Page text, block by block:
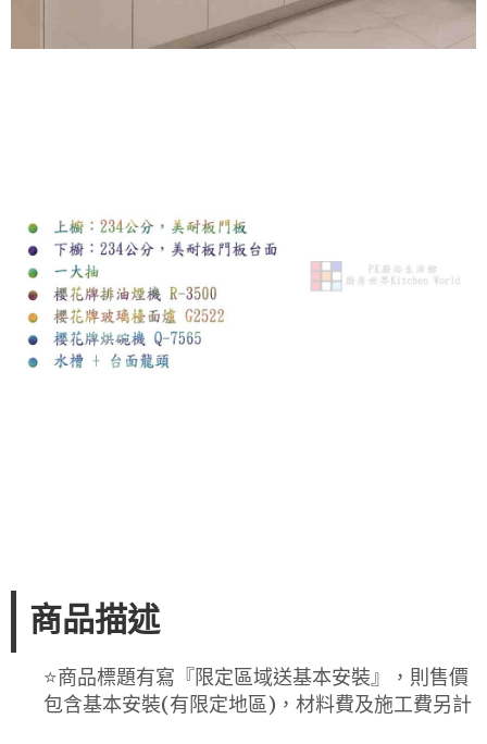
商品描述
⭐️商品標題有寫『限定區域送基本安裝』，則售價
包含基本安裝(有限定地區)，材料費及施工費另計